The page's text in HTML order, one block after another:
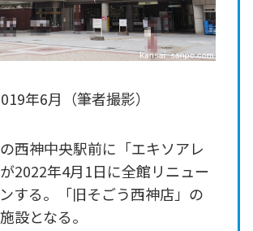
年6月（筆者撮影）
西神中央駅前に「エキソアレ
2022年4月1日に全館リニュー
する。「旧そごう西神店」の
設となる。